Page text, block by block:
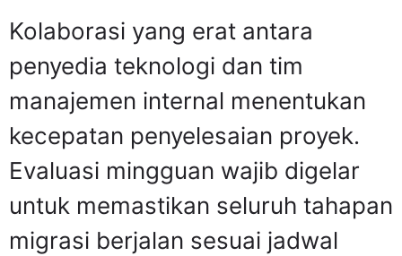
Kolaborasi yang erat antara
penyedia teknologi dan tim
manajemen internal menentukan
kecepatan penyelesaian proyek.
Evaluasi mingguan wajib digelar
untuk memastikan seluruh tahapan
migrasi berjalan sesuai jadwal